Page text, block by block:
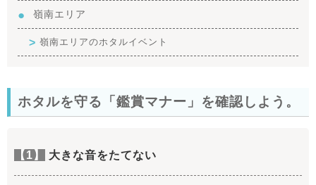
嶺南エリア
嶺南エリアのホタルイベント
ホタルを守る「鑑賞マナー」を確認しよう。
【1】 大きな音をたてない